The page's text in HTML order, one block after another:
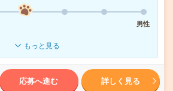
男性
もっと見る
応募へ進む 詳しく見る